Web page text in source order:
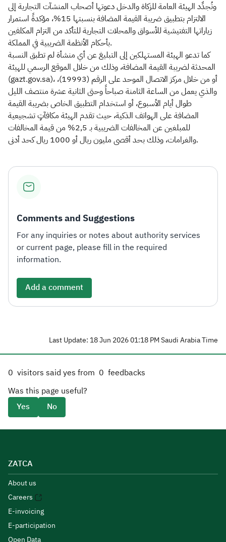
وتُجدِّد الهيئة العامة للزكاة والدخل دعوتها أصحاب المنشآت التجارية إلى
الالتزام بتطبيق ضريبة القيمة المضافة بنسبتها 15%، مؤكدةً استمرار
زياراتها التفتيشية للأسواق والمحلات التجارية للتأكد من التزام المكلفين
بأحكام الأنظمة الضريبية في المملكة.
كما تدعو الهيئة المستهلكين إلى التبليغ عن أي منشأة لم تطبق النسبة
المحدثة لضريبة القيمة المضافة، وذلك من خلال الموقع الرسمي للهيئة
(gazt.gov.sa)، أو من خلال مركز الاتصال الموحد على الرقم (19993)،
والذي يعمل من الساعة الثامنة صباحاً وحتى الثانية عشرة منتصف الليل
طوال أيام الأسبوع، أو استخدام التطبيق الخاص بضريبة القيمة
المضافة على الهواتف الذكية، حيث تقدم الهيئة مكافآتٍ تشجيعية
للمبلغين عن المخالفات الضريبية بـ 2,5% من قيمة المخالفات
والغرامات، وذلك بحد أقصى مليون ريال أو 1000 ريال كحد أدنى.​
Comments and Suggestions
For any inquiries or notes about authority services
or current page, please fill in the required
information.
Add a comment
Last Update: 18 Jun 2026 01:18 PM Saudi Arabia Time
0 visitors said yes from 0 feedbacks
Was this page useful?
Yes
No
ZATCA
About us
Careers
E-invoicing
E-participation
Open Data